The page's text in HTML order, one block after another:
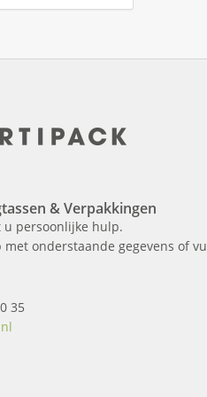
& Verpakkingen
u persoonlijke hulp.
met onderstaande gegevens of
35